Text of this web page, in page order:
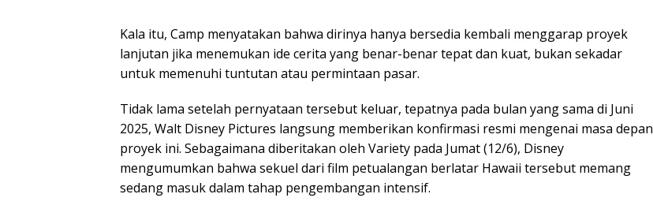
Kala itu, Camp menyatakan bahwa dirinya hanya bersedia kembali menggarap proyek
lanjutan jika menemukan ide cerita yang benar-benar tepat dan kuat, bukan sekadar
untuk memenuhi tuntutan atau permintaan pasar.
Tidak lama setelah pernyataan tersebut keluar, tepatnya pada bulan yang sama di Juni
2025, Walt Disney Pictures langsung memberikan konfirmasi resmi mengenai masa depan
proyek ini. Sebagaimana diberitakan oleh Variety pada Jumat (12/6), Disney
mengumumkan bahwa sekuel dari film petualangan berlatar Hawaii tersebut memang
sedang masuk dalam tahap pengembangan intensif.